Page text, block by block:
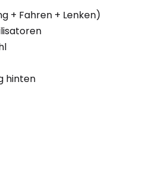
+ Fahren + Lenken)
hinten